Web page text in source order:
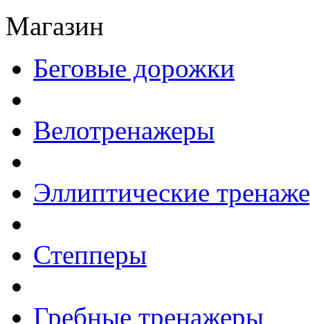
Магазин
Беговые дорожки
Велотренажеры
Эллиптические
Степперы
Гребные тренажеры